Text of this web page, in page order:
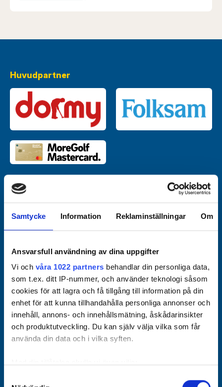
Samtycke Information Reklaminställningar Om
Ansvarsfull användning av dina uppgifter
Vi och våra 1022 partners behandlar din personliga data,
som t.ex. ditt IP-nummer, och använder teknologi såsom
cookies för att lagra och få tillgång till information på din
enhet för att kunna tillhandahålla personliga annonser och
innehåll, annons- och innehållsmätning, åskådarinsikter
och produktutveckling. Du kan själv välja vilka som får
använda din data och i vilka syften.
Huvudpartner
Officiella partners